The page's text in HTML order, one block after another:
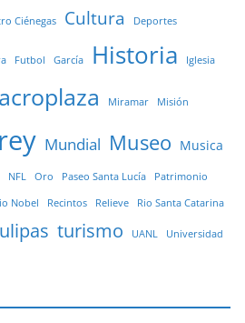
Ciénegas Cultura Deportes
Futbol García Historia Iglesia
Miramar Misión
Mundial Museo Musica
NFL Oro Paseo Santa Lucía Patrimonio
Nobel Recintos Relieve Rio Santa Catarina
turismo UANL Universidad